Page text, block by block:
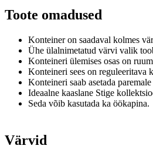
Toote omadused
Konteiner on saadaval kolmes
Ühe ülalnimetatud värvi valik
Konteineri ülemises osas on
Konteineri sees on reguleeritava
Konteineri saab asetada
Ideaalne kaaslane Stige
Seda võib kasutada ka öökapina.
Värvid